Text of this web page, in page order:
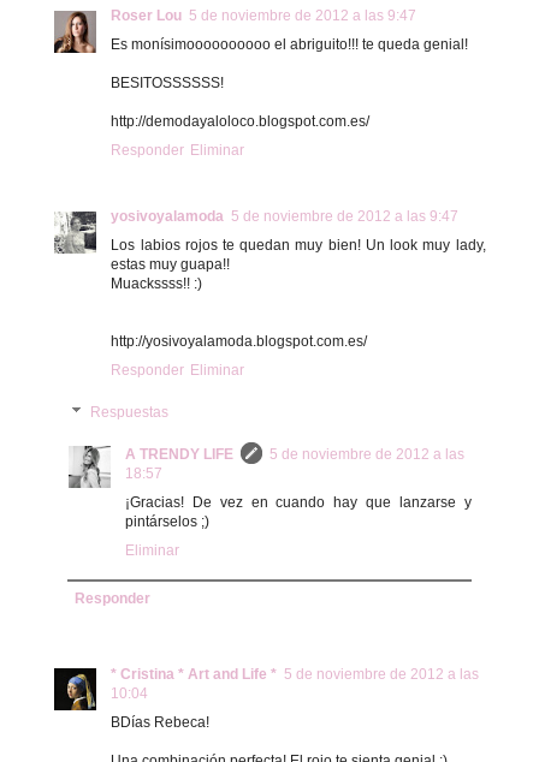
Roser Lou 5 de noviembre de 2012 a las 9:47
Es monísimoooooooooo el abriguito!!! te queda genial!
BESITOSSSSSS!
http://demodayaloloco.blogspot.com.es/
Responder Eliminar
yosivoyalamoda 5 de noviembre de 2012 a las 9:47
Los labios rojos te quedan muy bien! Un look muy lady,
estas muy guapa!!
Muackssss!! :)
http://yosivoyalamoda.blogspot.com.es/
Responder Eliminar
Respuestas
A TRENDY LIFE
5 de noviembre de 2012 a las
18:57
¡Gracias! De vez en cuando hay que lanzarse y
pintárselos ;)
Eliminar
Responder
* Cristina * Art and Life * 5 de noviembre de 2012 a las
10:04
BDías Rebeca!